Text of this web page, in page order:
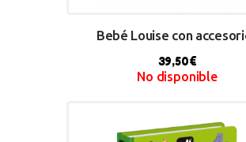
Bebé Louise con
39,50€
No disponible